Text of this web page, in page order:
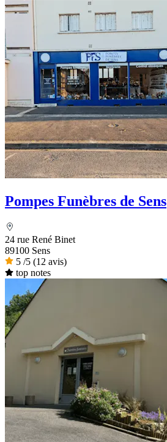
Pompes Funèbres de Sens
24 rue René Binet
89100 Sens
5 /5 (12 avis)
top notes